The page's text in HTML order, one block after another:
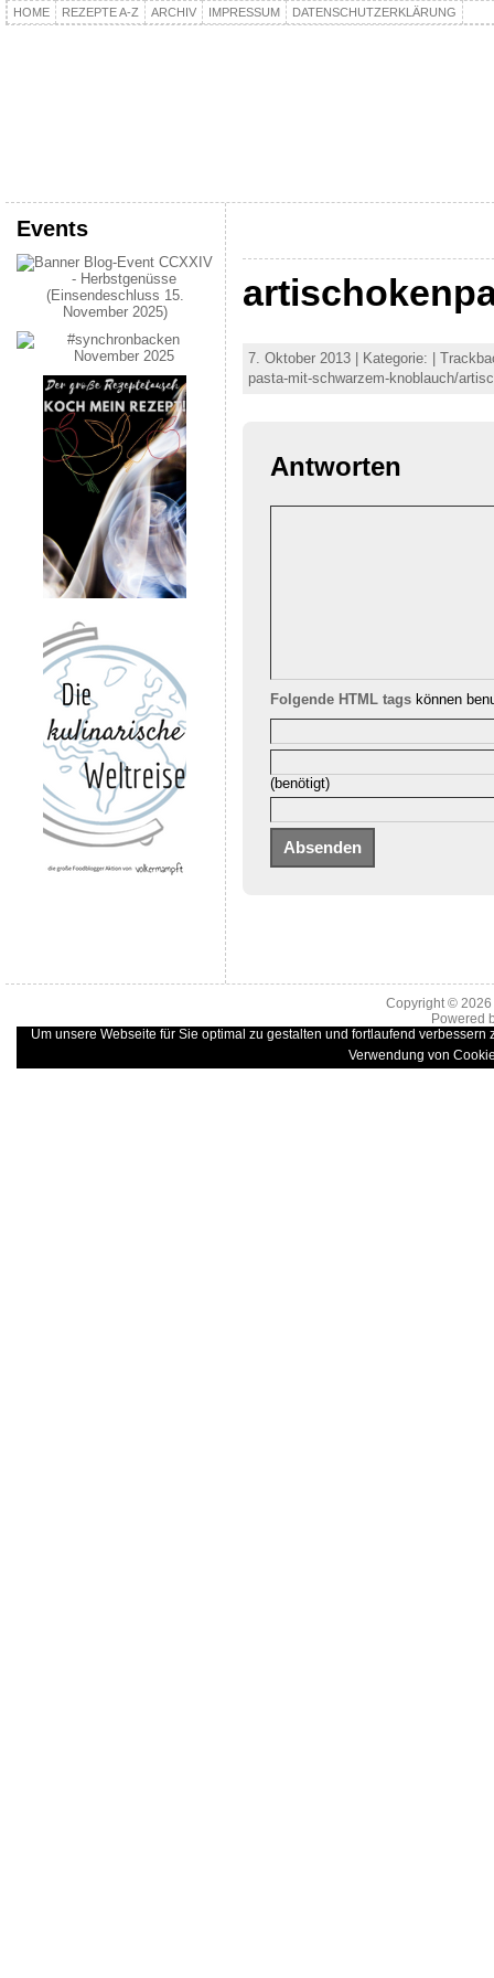
HOME REZEPTE A-Z ARCHIV IMPRESSUM DATENSCHUTZERKLÄRUNG
Events
7. Oktober 2013 | Kategorie: |
pasta-mit-schwarzem-knoblauch/
Antworten
Folgende HTML tagskönnen
(benötigt)
Copyright ©
Powered
Um unsere Webseite für Sie optimal zu gestalten und fortlaufend
Verwendung von